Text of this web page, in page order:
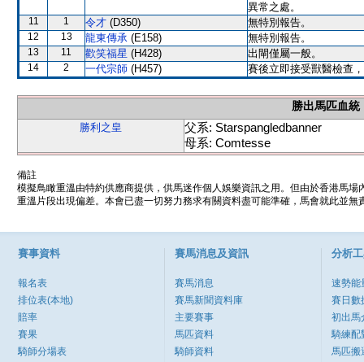
異常之處。
11 1 令才 (D350) 無特別報告。
12 13 龍東傳承 (E158) 無特別報告。
13 11 歡笑福星 (H428) 出閘僅屬一般。
14 2 一代宗師 (H457) 賽後立即接受獸醫檢查
勝出馬匹血統
勝利之皇
父系: Starspangledbanner
母系: Comtesse
備註
模擬鳥瞰重溫由特約供應商提供，供馬迷作個人娛樂資訊之用。但由於香港馬
重溫片段出現偏差。本會已盡一切努力務求有關資料盡可能準確，馬會就此並
賽事資料
報名表
排位表(本地)
賠率
賽果
騎師分場表
賽馬消息及資訊
賽馬消息
賽馬新聞資料庫
主要賽事
馬匹資料
騎師資料
分析
速勢能
賽日數
初出馬
騎練配
馬匹搬